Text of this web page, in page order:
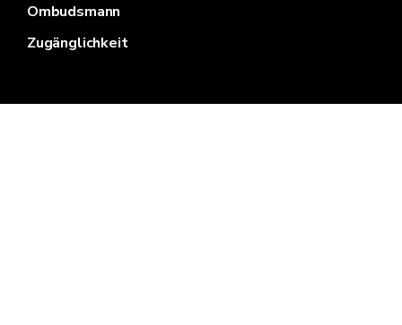
Ombudsmann
Zugänglichkeit